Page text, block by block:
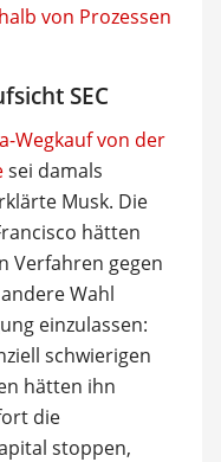
von Prozessen
SEC
Wegkauf von der
sei damals
Musk. Die
hätten
Verfahren gegen
Wahl
einzulassen:
schwierigen
hätten ihn
die
stoppen,